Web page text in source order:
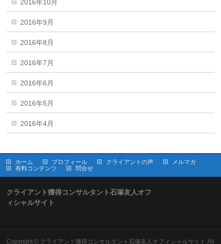
2016年10月
2016年9月
2016年8月
2016年7月
2016年6月
2016年5月
2016年4月
ホーム プロフィール クライアントの声
メルマガ
有料コンテンツ
問合せ
クライアント獲得コンサルタント石塚友人オフ
ィシャルサイト
Copyright © クライアント獲得コンサルタント石塚友人オフィシャルサイト All